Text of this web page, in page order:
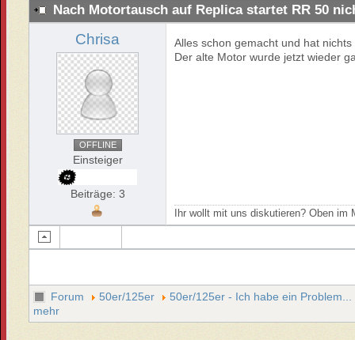
Nach Motortausch auf Replica startet RR 50
Chrisa
OFFLINE
Einsteiger
Beiträge: 3
Alles schon gemacht und hat
Der alte Motor wurde jetzt wieder
Ihr wollt mit uns diskutieren? Oben
Forum 50er/125er
50er/125er - Ich habe ein Problem...
mehr